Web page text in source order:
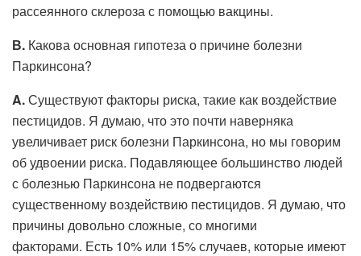
рассеянного склероза с помощью вакцины.
В. Какова основная гипотеза о причине болезни
Паркинсона?
A.Существуют факторы риска, такие как воздействие
пестицидов. Я думаю, что это почти наверняка
увеличивает риск болезни Паркинсона, но мы говорим
об удвоении риска. Подавляющее большинство людей
с болезнью Паркинсона не подвергаются
существенному воздействию пестицидов. Я думаю, что
причины довольно сложные, со многими
факторами. Есть 10% или 15% случаев, которые имеют